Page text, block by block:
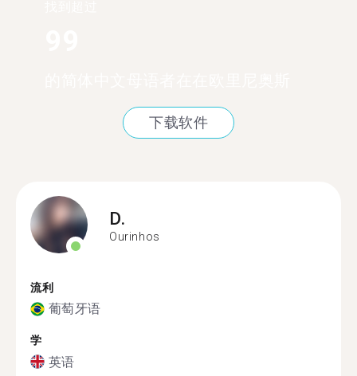
下载软件
D.
Ourinhos
流利
葡萄牙语
学
英语